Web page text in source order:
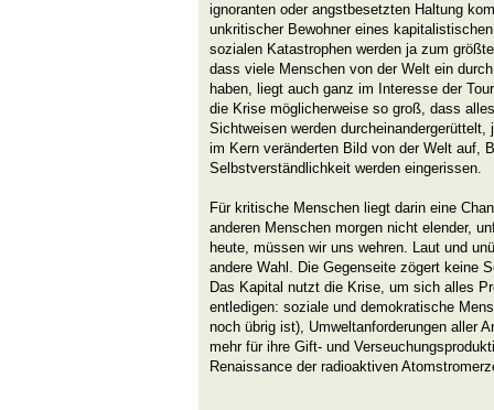
ignoranten oder angstbesetzten Haltung
unkritischer Bewohner eines
sozialen Katastrophen werden ja zum
dass viele Menschen von der Welt ein
haben, liegt auch ganz im Interesse der
die Krise möglicherweise so groß, dass
Sichtweisen werden
im Kern veränderten Bild von der Welt auf,
Selbstverständlichkeit werden eingerissen.
Für kritische Menschen liegt darin eine
anderen Menschen morgen nicht elender,
heute, müssen wir uns wehren. Laut und
andere Wahl. Die Gegenseite zögert keine
Das Kapital nutzt die Krise, um sich alles
entledigen: soziale und demokratische
noch übrig ist), Umweltanforderungen aller
mehr für ihre Gift- und
Renaissance der radioaktiven